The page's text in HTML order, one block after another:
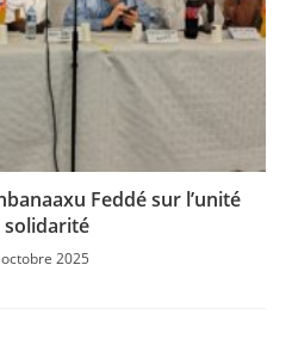
Feddé sur l’unité
solidarité
2025